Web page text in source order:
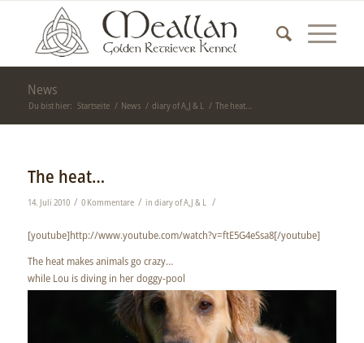
News
Du bist hier: Startseite / News / diary of A,J & L / The heat…
The heat…
14. Juli 2010 / 0 Kommentare / in diary of A,J & L /
[youtube]http://www.youtube.com/watch?v=ftE5G4eSsa8[/youtube]
The heat makes animals go crazy…
while Lou is diving in her doggy-pool